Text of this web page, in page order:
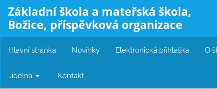
Základní škola a mateřská škola,
Božice, příspěvková organizace
Hlavní stránka Novinky Elektronická přihláška O
Jídelna Kontakt